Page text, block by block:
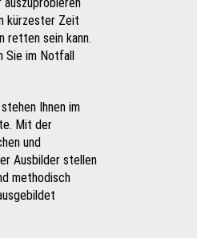
kürzester Zeit
retten sein kann.
Sie im Notfall
Ihnen im
Mit der
und
Ausbilder stellen
methodisch